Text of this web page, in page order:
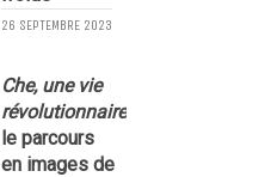
26 SEPTEMBRE 2023
Che, une vie
révolutionnaire
le parcours
en images de